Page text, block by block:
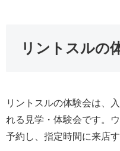
リントスルの
リントスルの体験会は、
れる見学・体験会です。
予約し、指定時間に来店